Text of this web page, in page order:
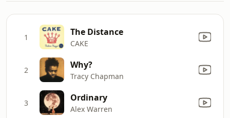
1 The Distance
CAKE
2 Why?
Tracy Chapman
3 Ordinary
Alex Warren